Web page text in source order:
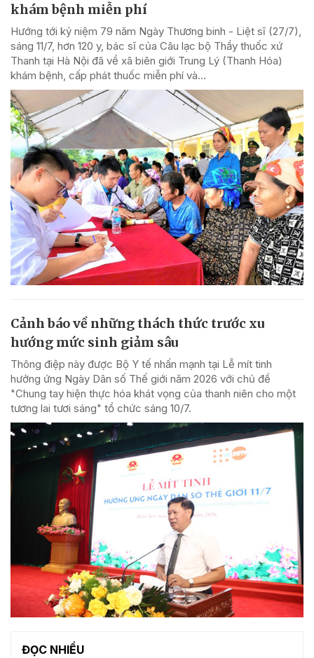
khám bệnh miễn phí
Hướng tới kỷ niệm 79 năm Ngày Thương binh - Liệt sĩ (27/7),
sáng 11/7, hơn 120 y, bác sĩ của Câu lạc bộ Thầy thuốc xứ
Thanh tại Hà Nội đã về xã biên giới Trung Lý (Thanh Hóa)
khám bệnh, cấp phát thuốc miễn phí và...
Cảnh báo về những thách thức trước xu
hướng mức sinh giảm sâu
Thông điệp này được Bộ Y tế nhấn mạnh tại Lễ mít tinh
hưởng ứng Ngày Dân số Thế giới năm 2026 với chủ đề
"Chung tay hiện thực hóa khát vọng của thanh niên cho một
tương lai tươi sáng" tổ chức sáng 10/7.
ĐỌC NHIỀU